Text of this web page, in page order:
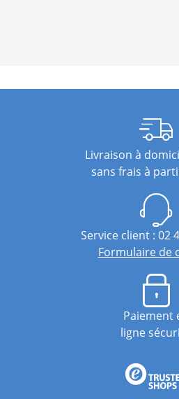
Livraison à
sans frais à
Service client : 02
Formulaire de
Paiement
ligne